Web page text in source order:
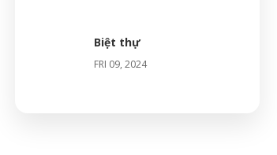
Biệt thự
FRI 09, 2024